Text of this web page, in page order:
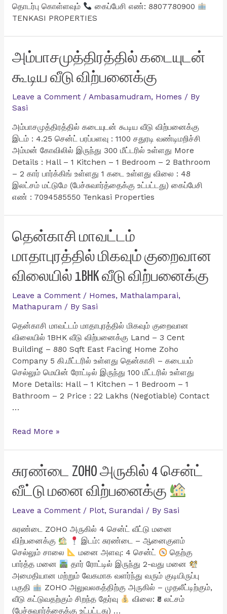
தொடர்பு கொள்ளவும்
கைப்பேசி எண்: 8807780900
TENKASI PROPERTIES
அம்பாசமுத்திரத்தில் கடையுடன்
கூடிய வீடு விற்பனைக்கு
Leave a Comment / Ambasamudram, Homes / By
Sasi
அம்பாசமுத்திரத்தில் கடையுடன் கூடிய வீடு விற்பனைக்கு
இடம் : 4.25 சென்ட் பரப்பளவு : 1100 சதுரடி வண்டிமறிச்சி
அம்மன் கோவிலில் இருந்து 300 மீட்டரில் உள்ளது More
Details : Hall – 1 Kitchen – 1 Bedroom – 2 Bathroom
– 2 கார் பார்க்கிங் உள்ளது 1 கடை உள்ளது விலை : 48
இலட்சம் மட்டுமே (பேச்சுவார்த்தைக்கு உட்பட்டது) கைப்பேசி
எண் : 7094585550 Tenkasi Properties
தென்காசி மாவட்டம்
மாதாபுரத்தில் மிகவும் குறைவான
விலையில் 1BHK வீடு விற்பனைக்கு
Leave a Comment / Homes, Mathalamparai,
Mathapuram / By Sasi
தென்காசி மாவட்டம் மாதாபுரத்தில் மிகவும் குறைவான
விலையில் 1BHK வீடு விற்பனைக்கு Land – 3 Cent
Building – 880 Sqft East Facing Home Zoho
Company 5 கி.மீட்டரில் உள்ளது தென்காசி – கடையம்
செல்லும் மெயின் ரோட்டில் இருந்து 100 மீட்டரில் உள்ளது
More Details: Hall – 1 Kitchen – 1 Bedroom – 1
Bathroom – 2 Price : 22 Lakhs (Negotiable) Contact
…
தென்காசி
குறைவான
விலையில்
வீடு
விற்பனைக்கு
Read More »
சுரண்டை ZOHO அருகில் 4 சென்ட்
வீட்டு மனை விற்பனைக்கு
Leave a Comment / Plot, Surandai / By Sasi
சுரண்டை ZOHO அருகில் 4 சென்ட் வீட்டு மனை
விற்பனைக்கு
இடம்: சுரண்டை – ஆனைகுளம்
செல்லும் சாலை
மனை அளவு: 4 சென்ட்
தெற்கு
பார்த்த மனை
தார் ரோட்டில் இருந்து 2-வது மனை
அமைதியான மற்றும் வேகமாக வளர்ந்து வரும் குடியிருப்பு
பகுதி
ZOHO அலுவலகத்திற்கு அருகில் – முதலீட்டிற்கும்,
வீடு கட்டுவதற்கும் சிறந்த தேர்வு
விலை: ₹8 லட்சம்
(பேச்சுவார்த்தைக்கு உட்பட்டது) …